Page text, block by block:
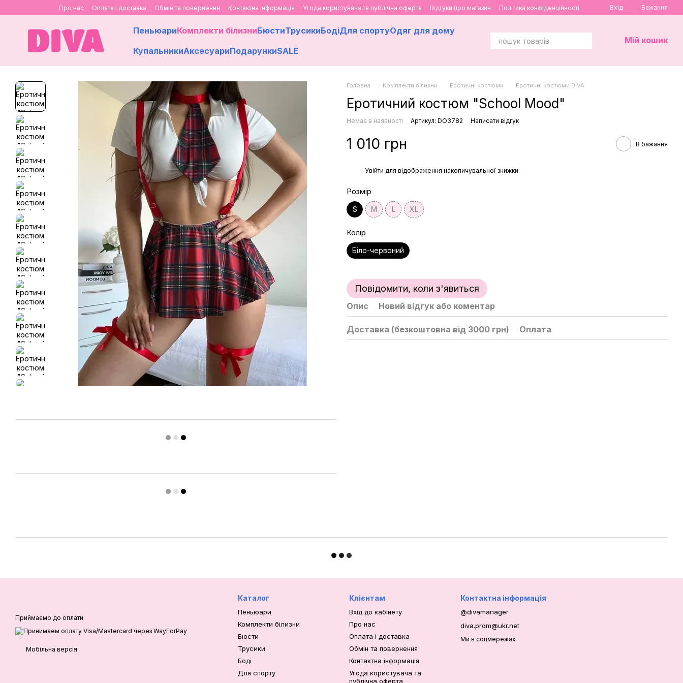
Перейти до основного контенту
Про нас Оплата і доставка Обмін та повернення Контактна інформація Угода користувача та публічна оферта Відгуки про магазин Політика конфіденційності Вхід Бажання
ПеньюариКомплекти білизниБюстиТрусикиБодіДля спортуОдяг для дому
КупальникиАксесуариПодарункиSALE
Мій кошик
Головна Комплекти білизни Еротичні костюми Еротичні костюми DIVA
Еротичний костюм "School Mood"
Немає в наявності Артикул: DO3782 Написати відгук
1 010 грн В бажання
Увійти для відображення накопичувальної знижки
Розмір
S M L XL
Колір
Біло-червоний
Повідомити, коли з'явиться
Опис Новий відгук або коментар
Доставка (безкоштовна від 3000 грн) Оплата
Приймаємо до оплати
Мобільна версія
Каталог
Пеньюари
Комплекти білизни
Бюсти
Трусики
Боді
Для спорту
Клієнтам
Вхід до кабінету
Про нас
Оплата і доставка
Обмін та повернення
Контактна інформація
Угода користувача та
публічна оферта
Контактна інформація
@divamanager
diva.prom@ukr.net
Ми в соцмережах